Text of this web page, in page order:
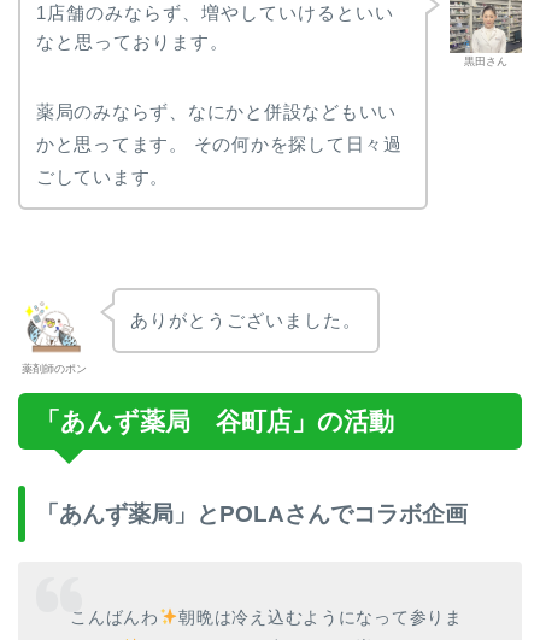
黒田さん
1店舗のみならず、増やしていけるといい
なと思っております。
薬局のみならず、なにかと併設などもいい
かと思ってます。 その何かを探して日々過
ごしています。
薬剤師のポン
ありがとうございました。
「あんず薬局 谷町店」の活動
「あんず薬局」とPOLAさんでコラボ企画
こんばんわ
朝晩は冷え込むようになって参りま